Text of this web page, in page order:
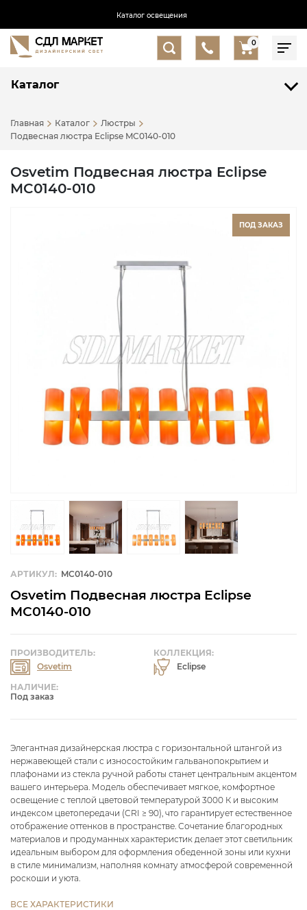
Каталог освещения
0
Каталог
Главная Каталог
Люстры
Подвесная люстра Eclipse MC0140-010
Osvetim Подвесная люстра Eclipse
MC0140-010
ПОД ЗАКАЗ
АРТИКУЛ: MC0140-010
Osvetim Подвесная люстра Eclipse
MC0140-010
НАЛИЧИЕ:
Под заказ
КОЛЛЕКЦИЯ:
Eclipse
ПРОИЗВОДИТЕЛЬ:
Osvetim
Элегантная дизайнерская люстра с горизонтальной штангой из
нержавеющей стали с износостойким гальванопокрытием и
плафонами из стекла ручной работы станет центральным акцентом
вашего интерьера. Модель обеспечивает мягкое, комфортное
освещение с теплой цветовой температурой 3000 К и высоким
индексом цветопередачи (CRI ≥ 90), что гарантирует естественное
отображение оттенков в пространстве. Сочетание благородных
материалов и продуманных характеристик делает этот светильник
идеальным выбором для оформления обеденной зоны или кухни
в стиле минимализм, наполняя комнату атмосферой современной
роскоши и уюта.
ВСЕ ХАРАКТЕРИСТИКИ